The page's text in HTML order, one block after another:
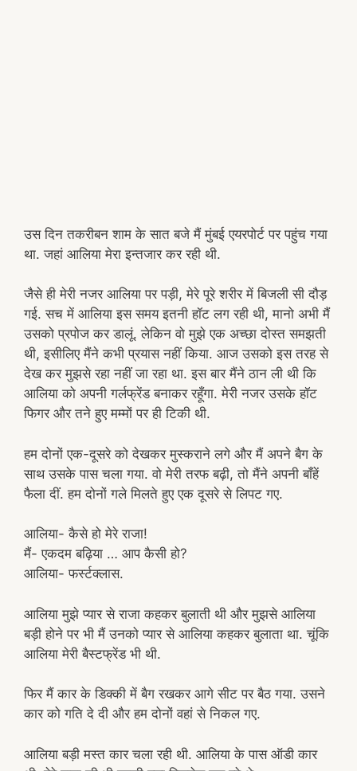
उस दिन तकरीबन शाम के सात बजे मैं मुंबई एयरपोर्ट पर पहुंच गया
था. जहां आलिया मेरा इन्तजार कर रही थी.
जैसे ही मेरी नजर आलिया पर पड़ी, मेरे पूरे शरीर में बिजली सी दौड़
गई. सच में आलिया इस समय इतनी हॉट लग रही थी, मानो अभी मैं
उसको प्रपोज कर डालूं. लेकिन वो मुझे एक अच्छा दोस्त समझती
थी, इसीलिए मैंने कभी प्रयास नहीं किया. आज उसको इस तरह से
देख कर मुझसे रहा नहीं जा रहा था. इस बार मैंने ठान ली थी कि
आलिया को अपनी गर्लफ्रेंड बनाकर रहूँगा. मेरी नजर उसके हॉट
फिगर और तने हुए मम्मों पर ही टिकी थी.
हम दोनों एक-दूसरे को देखकर मुस्कराने लगे और मैं अपने बैग के
साथ उसके पास चला गया. वो मेरी तरफ बढ़ी, तो मैंने अपनी बाँहें
फैला दीं. हम दोनों गले मिलते हुए एक दूसरे से लिपट गए.
आलिया- कैसे हो मेरे राजा!
मैं- एकदम बढ़िया … आप कैसी हो?
आलिया- फर्स्टक्लास.
आलिया मुझे प्यार से राजा कहकर बुलाती थी और मुझसे आलिया
बड़ी होने पर भी मैं उनको प्यार से आलिया कहकर बुलाता था. चूंकि
आलिया मेरी बैस्टफ्रेंड भी थी.
फिर मैं कार के डिक्की में बैग रखकर आगे सीट पर बैठ गया. उसने
कार को गति दे दी और हम दोनों वहां से निकल गए.
आलिया बड़ी मस्त कार चला रही थी. आलिया के पास ऑडी कार